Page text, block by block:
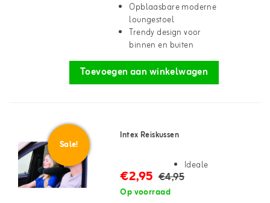
Opblaasbare moderne
loungestoel
Trendy design voor
binnen en buiten
Toevoegen aan winkelwagen
Sale!
Intex Reiskussen
€2,95 €4,95
Op voorraad
Ideale